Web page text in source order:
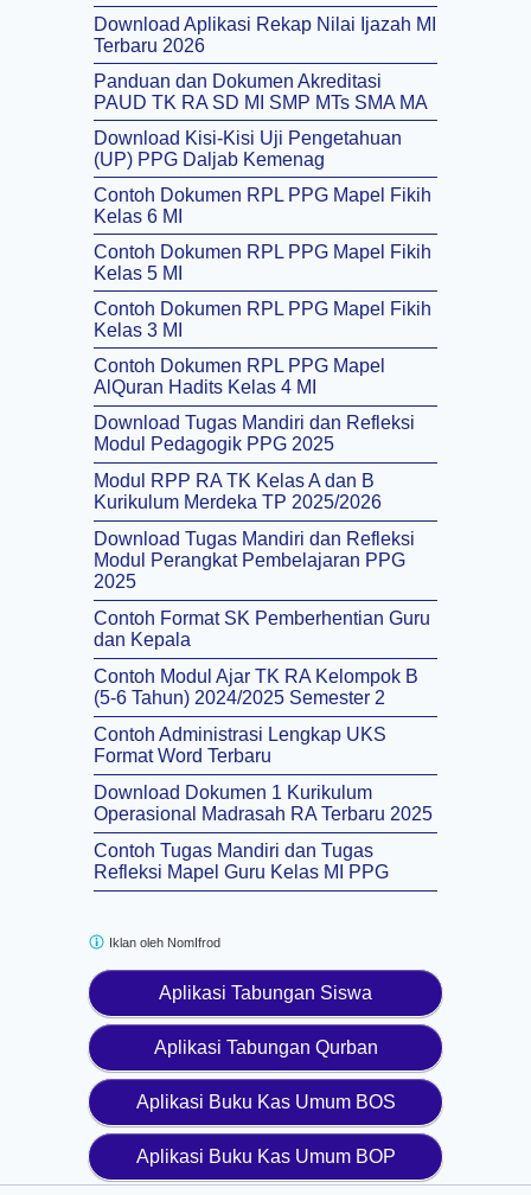
Download Aplikasi Rekap Nilai Ijazah MI
Terbaru 2026
Panduan dan Dokumen Akreditasi
PAUD TK RA SD MI SMP MTs SMA MA
Download Kisi-Kisi Uji Pengetahuan
(UP) PPG Daljab Kemenag
Contoh Dokumen RPL PPG Mapel Fikih
Kelas 6 MI
Contoh Dokumen RPL PPG Mapel Fikih
Kelas 5 MI
Contoh Dokumen RPL PPG Mapel Fikih
Kelas 3 MI
Contoh Dokumen RPL PPG Mapel
AlQuran Hadits Kelas 4 MI
Download Tugas Mandiri dan Refleksi
Modul Pedagogik PPG 2025
Modul RPP RA TK Kelas A dan B
Kurikulum Merdeka TP 2025/2026
Download Tugas Mandiri dan Refleksi
Modul Perangkat Pembelajaran PPG
2025
Contoh Format SK Pemberhentian Guru
dan Kepala
Contoh Modul Ajar TK RA Kelompok B
(5-6 Tahun) 2024/2025 Semester 2
Contoh Administrasi Lengkap UKS
Format Word Terbaru
Download Dokumen 1 Kurikulum
Operasional Madrasah RA Terbaru 2025
Contoh Tugas Mandiri dan Tugas
Refleksi Mapel Guru Kelas MI PPG
Aplikasi Tabungan Siswa
Aplikasi Tabungan Qurban
Aplikasi Buku Kas Umum BOS
Aplikasi Buku Kas Umum BOP
Iklan oleh NomIfrod